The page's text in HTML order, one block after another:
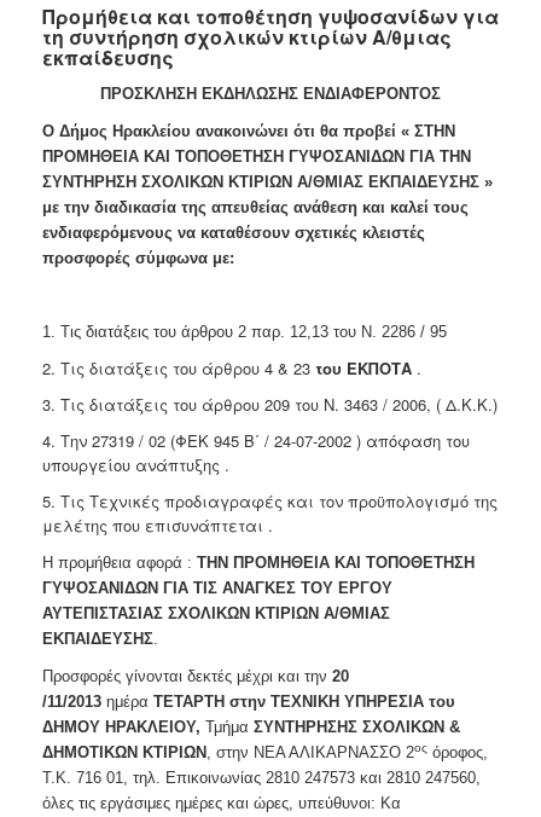
2023
2022
2021
2020
2019
2018
2017
ΠΟΛΙΤΙΣΜΟΣ
ΑΝΘΕΚΤΙΚΗ
ΠΟΛΗ
Προμήθεια και τοποθέτηση γυψοσανίδων για
τη συντήρηση σχολικών κτιρίων Α/θμιας
εκπαίδευσης
ΠΡΟΣΚΛΗΣΗ ΕΚΔΗΛΩΣΗΣ ΕΝΔΙΑΦΕΡΟΝΤΟΣ
Ο Δήμος Ηρακλείου ανακοινώνει ότι θα προβεί « ΣΤΗΝ
ΠΡΟΜΗΘΕΙΑ ΚΑΙ ΤΟΠΟΘΕΤΗΣΗ ΓΥΨΟΣΑΝΙΔΩΝ ΓΙΑ ΤΗΝ
ΣΥΝΤΗΡΗΣΗ ΣΧΟΛΙΚΩΝ ΚΤΙΡΙΩΝ Α/ΘΜΙΑΣ ΕΚΠΑΙΔΕΥΣΗΣ »
με την διαδικασία της απευθείας ανάθεση και καλεί τους
ενδιαφερόμενους να καταθέσουν σχετικές κλειστές
προσφορές σύμφωνα με:
1. Τις διατάξεις του άρθρου 2 παρ. 12,13 του Ν. 2286 / 95
2. Τις διατάξεις του άρθρου 4 & 23 του ΕΚΠΟΤΑ .
3. Τις διατάξεις του άρθρου 209 του Ν. 3463 / 2006, ( Δ.Κ.Κ.)
4. Την 27319 / 02 (ΦΕΚ 945 Β΄ / 24-07-2002 ) απόφαση του
υπουργείου ανάπτυξης .
5. Τις Τεχνικές προδιαγραφές και τον προϋπολογισμό της
μελέτης που επισυνάπτεται .
Η προμήθεια αφορά : ΤΗΝ ΠΡΟΜΗΘΕΙΑ ΚΑΙ ΤΟΠΟΘΕΤΗΣΗ
ΓΥΨΟΣΑΝΙΔΩΝ ΓΙΑ ΤΙΣ ΑΝΑΓΚΕΣ ΤΟΥ ΕΡΓΟΥ
ΑΥΤΕΠΙΣΤΑΣΙΑΣ ΣΧΟΛΙΚΩΝ ΚΤΙΡΙΩΝ Α/ΘΜΙΑΣ
ΕΚΠΑΙΔΕΥΣΗΣ
Προσφορές γίνονται δεκτές μέχρι και την 20
/11/2013 ημέρα ΤΕΤΑΡΤΗ στην ΤΕΧΝΙΚΗ ΥΠΗΡΕΣΙΑ του
ΔΗΜΟΥ ΗΡΑΚΛΕΙΟΥ, Τμήμα ΣΥΝΤΗΡΗΣΗΣ ΣΧΟΛΙΚΩΝ &
ΔΗΜΟΤΙΚΩΝ ΚΤΙΡΙΩΝ , στην ΝΕΑ ΑΛΙΚΑΡΝΑΣΣΟ 2ος όροφος,
Τ.Κ. 716 01, τηλ. Επικοινωνίας 2810 247573 και 2810 247560,
όλες τις εργάσιμες ημέρες και ώρες, υπεύθυνοι: Κα